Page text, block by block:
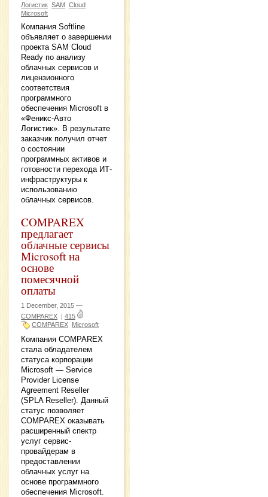
Логистик SAM Cloud
Microsoft
Компания Softline
объявляет о завершении
проекта SAM Cloud
Ready по анализу
облачных сервисов и
лицензионного
соответствия
программного
обеспечения Microsoft в
«Феникс-Авто
Логистик». В результате
заказчик получил отчет
о состоянии
программных активов и
готовности перехода ИТ-
инфраструктуры к
использованию
облачных сервисов.
COMPAREX
предлагает
облачные сервисы
Microsoft на
основе
помесячной
оплаты
1 December, 2015 —
COMPAREX
415
COMPAREX Microsoft
Компания COMPAREX
стала обладателем
статуса корпорации
Microsoft — Service
Provider License
Agreement Reseller
(SPLA Reseller). Данный
статус позволяет
COMPAREX оказывать
расширенный спектр
услуг сервис-
провайдерам в
предоставлении
облачных услуг на
основе программного
обеспечения Microsoft.